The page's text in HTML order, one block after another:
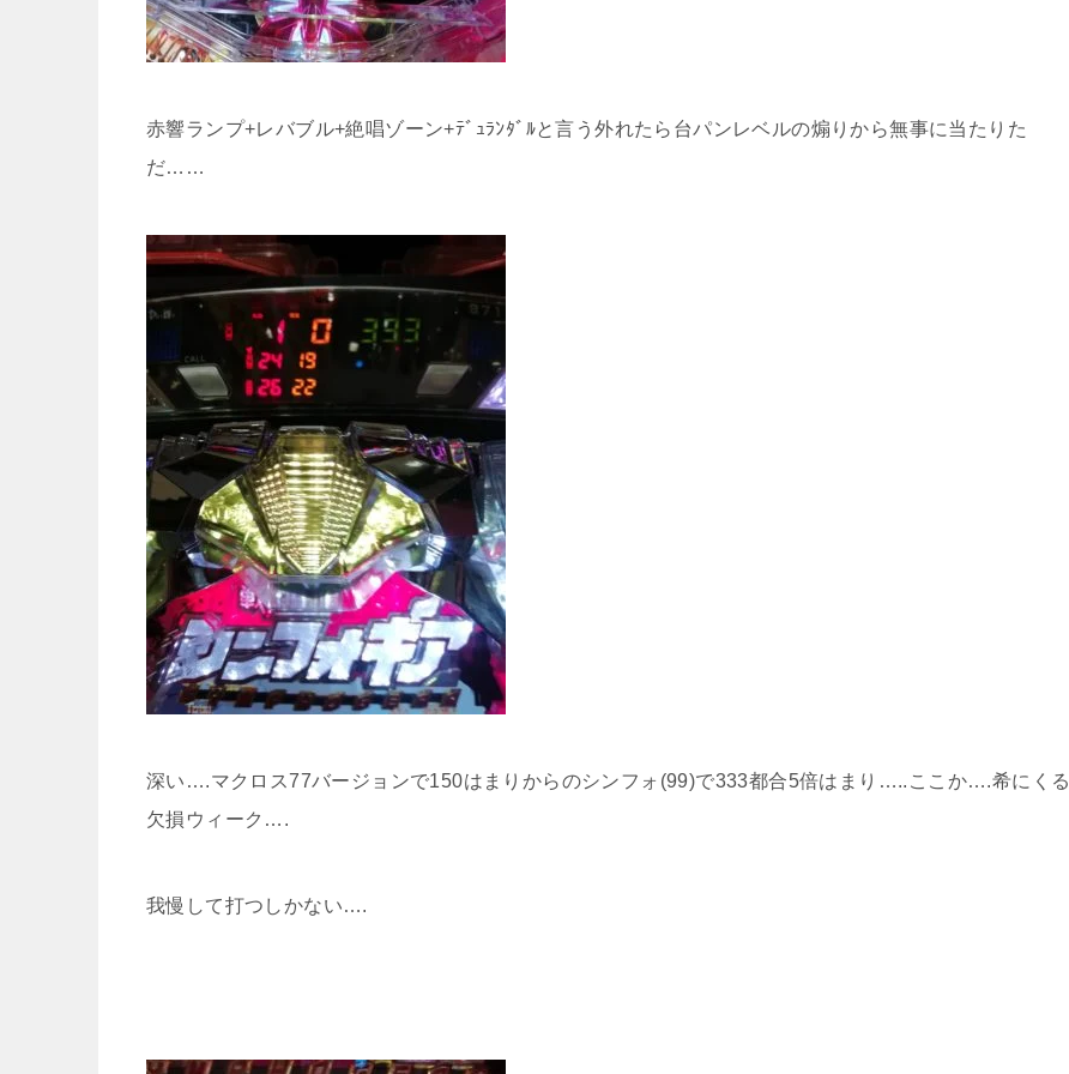
赤響ランプ+レバブル+絶唱ゾーン+ﾃﾞｭﾗﾝﾀﾞﾙと言う外れたら台パンレベルの煽りから無事に当たりた
だ……
深い….マクロス77バージョンで150はまりからのシンフォ(99)で333都合5倍はまり…..ここか….希にくる
欠損ウィーク….
我慢して打つしかない….